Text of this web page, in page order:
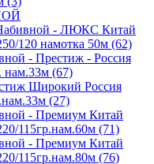
- ЛЮКС Китай
120 намотка 50м (62)
- Престиж - Россия
нам.33м (67)
Широкий Россия
(27)
- Премиум Китай
115гр.нам.60м (71)
- Премиум Китай
115гр.нам.80м (76)